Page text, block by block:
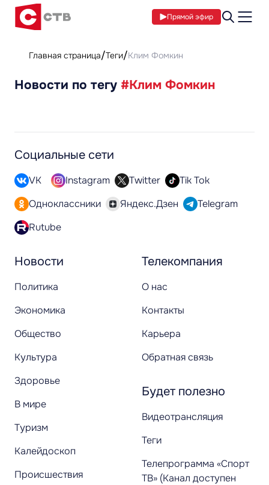
Прямой эфир
Главная страница Теги Клим Фомкин
Новости по тегу #Клим Фомкин
Новости
Политика
Экономика
Общество
Культура
Здоровье
В мире
Туризм
Калейдоскоп
Происшествия
Телекомпания
О нас
Контакты
Карьера
Обратная связь
Будет полезно
Видеотрансляция
Теги
Телепрограмма «Спорт
ТВ» (Канал доступен
Социальные сети
VK Instagram Twitter
Tik Tok
Одноклассники
Яндекс.Дзен
Telegram
Rutube